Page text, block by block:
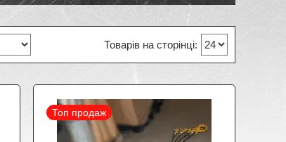
Топ продаж